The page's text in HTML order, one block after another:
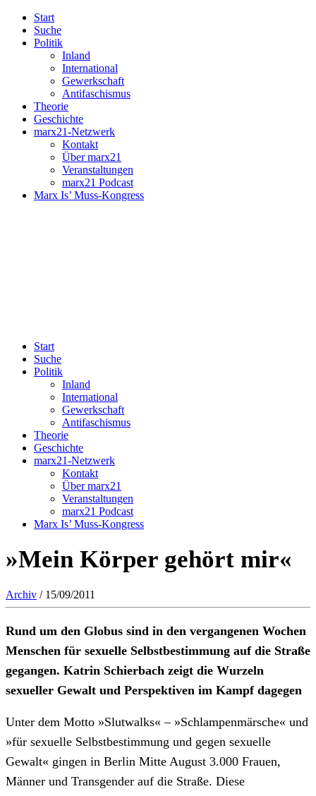
Start
Suche
Politik
Inland
International
Gewerkschaft
Antifaschismus
Theorie
Geschichte
marx21-Netzwerk
Kontakt
Über marx21
Veranstaltungen
marx21 Podcast
Marx Is’ Muss-Kongress
Start
Suche
Politik
Inland
International
Gewerkschaft
Antifaschismus
Theorie
Geschichte
marx21-Netzwerk
Kontakt
Über marx21
Veranstaltungen
marx21 Podcast
Marx Is’ Muss-Kongress
»Mein Körper gehört mir«
Archiv / 15/09/2011
Rund um den Globus sind in den vergangenen Wochen
Menschen für sexuelle Selbstbestimmung auf die Straße
gegangen. Katrin Schierbach zeigt die Wurzeln
sexueller Gewalt und Perspektiven im Kampf dagegen
Unter dem Motto »Slutwalks« – »Schlampenmärsche« und
»für sexuelle Selbstbestimmung und gegen sexuelle
Gewalt« gingen in Berlin Mitte August 3.000 Frauen,
Männer und Transgender auf die Straße. Diese